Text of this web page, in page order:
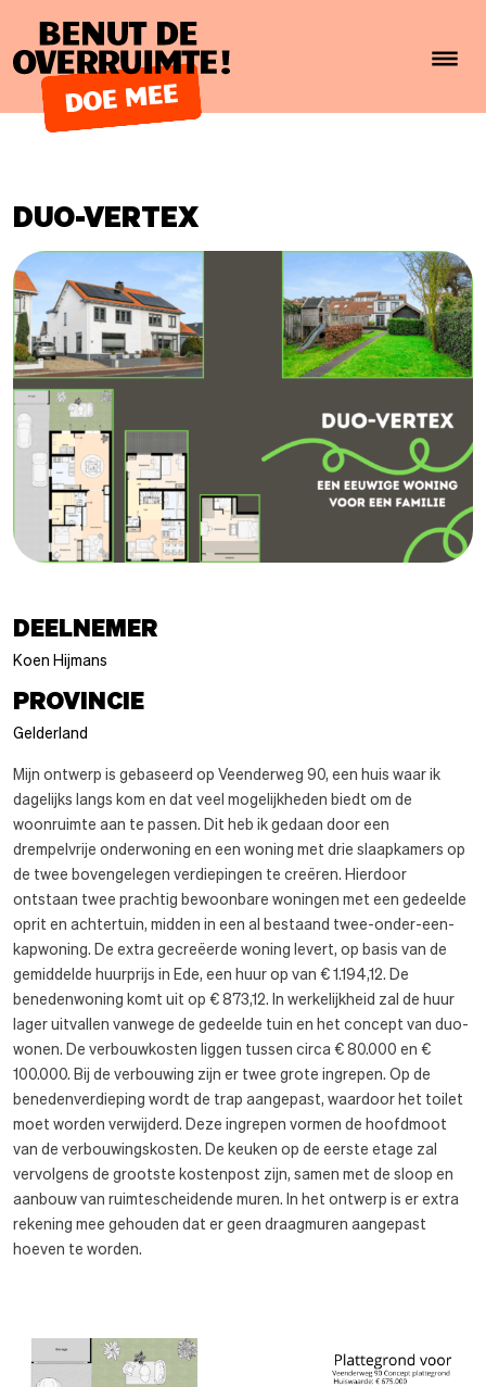
DUO-VERTEX
DEELNEMER
Koen Hijmans
PROVINCIE
Gelderland
Mijn ontwerp is gebaseerd op Veenderweg 90, een huis waar ik
dagelijks langs kom en dat veel mogelijkheden biedt om de
woonruimte aan te passen. Dit heb ik gedaan door een
drempelvrije onderwoning en een woning met drie slaapkamers op
de twee bovengelegen verdiepingen te creëren. Hierdoor
ontstaan twee prachtig bewoonbare woningen met een gedeelde
oprit en achtertuin, midden in een al bestaand twee-onder-een-
kapwoning. De extra gecreëerde woning levert, op basis van de
gemiddelde huurprijs in Ede, een huur op van € 1.194,12. De
benedenwoning komt uit op € 873,12. In werkelijkheid zal de huur
lager uitvallen vanwege de gedeelde tuin en het concept van duo-
wonen. De verbouwkosten liggen tussen circa € 80.000 en €
100.000. Bij de verbouwing zijn er twee grote ingrepen. Op de
benedenverdieping wordt de trap aangepast, waardoor het toilet
moet worden verwijderd. Deze ingrepen vormen de hoofdmoot
van de verbouwingskosten. De keuken op de eerste etage zal
vervolgens de grootste kostenpost zijn, samen met de sloop en
aanbouw van ruimtescheidende muren. In het ontwerp is er extra
rekening mee gehouden dat er geen draagmuren aangepast
hoeven te worden.